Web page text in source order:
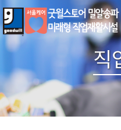
직